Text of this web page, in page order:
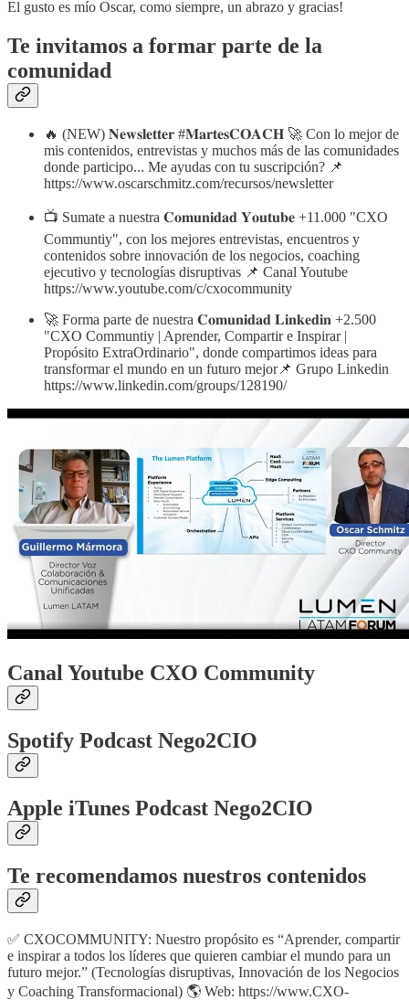
El gusto es mío Oscar, como siempre, un abrazo y gracias!
Te invitamos a formar parte de la
comunidad
🔥 (NEW) 𝐍𝐞𝐰𝐬𝐥𝐞𝐭𝐭𝐞𝐫 #𝐌𝐚𝐫𝐭𝐞𝐬𝐂𝐎𝐀𝐂𝐇 🚀 Con lo mejor de
mis contenidos, entrevistas y muchos más de las comunidades
donde participo... Me ayudas con tu suscripción? 📌
https://www.oscarschmitz.com/recursos/newsletter
📺 Sumate a nuestra 𝐂𝐨𝐦𝐮𝐧𝐢𝐝𝐚𝐝 𝐘𝐨𝐮𝐭𝐮𝐛𝐞 +11.000 "CXO
Communtiy", con los mejores entrevistas, encuentros y
contenidos sobre innovación de los negocios, coaching
ejecutivo y tecnologías disruptivas 📌 Canal Youtube
https://www.youtube.com/c/cxocommunity
🚀 Forma parte de nuestra 𝐂𝐨𝐦𝐮𝐧𝐢𝐝𝐚𝐝 𝐋𝐢𝐧𝐤𝐞𝐝𝐢𝐧 +2.500
"CXO Communtiy | Aprender, Compartir e Inspirar |
Propósito ExtraOrdinario", donde compartimos ideas para
transformar el mundo en un futuro mejor📌 Grupo Linkedin
https://www.linkedin.com/groups/128190/
Canal Youtube CXO Community
Spotify Podcast Nego2CIO
Apple iTunes Podcast Nego2CIO
Te recomendamos nuestros contenidos
✅ CXOCOMMUNITY: Nuestro propósito es “Aprender, compartir
e inspirar a todos los líderes que quieren cambiar el mundo para un
futuro mejor.” (Tecnologías disruptivas, Innovación de los Negocios
y Coaching Transformacional) 🌎 Web: https://www.CXO-